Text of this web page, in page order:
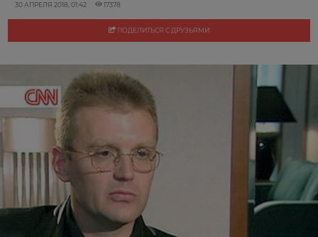
30 АПРЕЛЯ 2018, 01:42 17378
ПОДЕЛИТЬСЯ С ДРУЗЬЯМИ